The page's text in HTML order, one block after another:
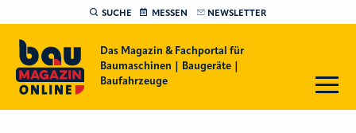
SUCHE MESSEN NEWSLETTER
Das Magazin & Fachportal für
Baumaschinen | Baugeräte |
Baufahrzeuge